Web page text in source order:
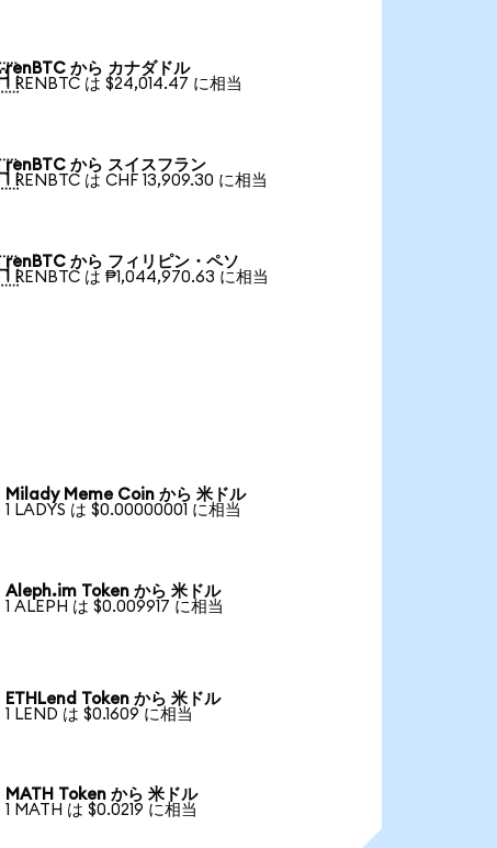
renBTC から カナダドル
1 RENBTC は $24,014.47 に相当
renBTC から スイスフラン
1 RENBTC は CHF 13,909.30 に相当
renBTC から フィリピン・ペソ
1 RENBTC は ₱1,044,970.63 に相当
Milady Meme Coin から 米ドル
1 LADYS は $0.00000001 に相当
Aleph.im Token から 米ドル
1 ALEPH は $0.009917 に相当
ETHLend Token から 米ドル
1 LEND は $0.1609 に相当
MATH Token から 米ドル
1 MATH は $0.0219 に相当